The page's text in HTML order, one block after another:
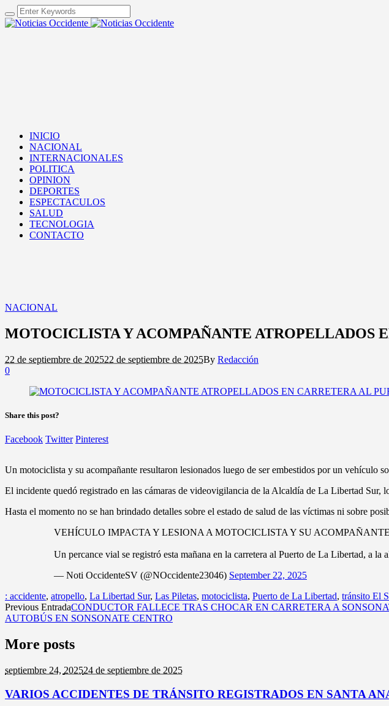
INICIO
NACIONAL
INTERNACIONALES
POLITICA
OPINION
DEPORTES
ESPECTACULOS
SALUD
TECNOLOGIA
CONTACTO
NACIONAL
MOTOCICLISTA Y ACOMPAÑANTE ATROPELLADOS
22 de septiembre de 202522 de septiembre de 2025By Redacción
0
Share this post?
Facebook Twitter Pinterest
Un motociclista y su acompañante resultaron lesionados luego de ser embestidos por un vehículo
El incidente quedó registrado en las cámaras de videovigilancia de la Alcaldía de La Libertad
Hasta el momento no se han brindado detalles sobre el estado de salud de las víctimas ni sobre
VEHÍCULO IMPACTA Y LESIONA A MOTOCICLISTA Y SU
Un percance vial se registró esta mañana en la carretera al Puerto de La Libertad, a la
— Noti OccidenteSV (@NOccidente23046) September 22, 2025
: accidente, atropello, La Libertad Sur, Las Piletas, motociclista, Puerto de La Libertad, tránsito El
Previous EntradaCONDUCTOR FALLECE TRAS CHOCAR EN CARRETERA A
AUTOBÚS EN SONSONATE CENTRO
More posts
septiembre 24, 202524 de septiembre de 2025
VARIOS ACCIDENTES DE TRÁNSITO REGISTRADOS EN SANTA